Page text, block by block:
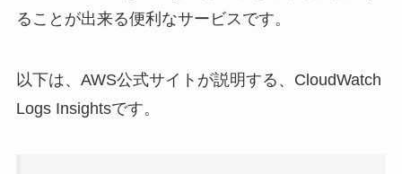
ることが出来る便利なサービスです。
以下は、AWS公式サイトが説明する、CloudWatch
Logs Insightsです。